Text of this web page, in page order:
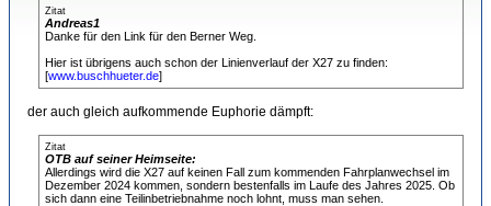
Zitat
Andreas1
Danke für den Link für den Berner Weg.
Hier ist übrigens auch schon der Linienverlauf der X27 zu finden:
[www.buschhueter.de]
der auch gleich aufkommende Euphorie dämpft:
Zitat
OTB auf seiner Heimseite:
Allerdings wird die X27 auf keinen Fall zum kommenden Fahrplanwechsel im
Dezember 2024 kommen, sondern bestenfalls im Laufe des Jahres 2025. Ob
sich dann eine Teilinbetriebnahme noch lohnt, muss man sehen.